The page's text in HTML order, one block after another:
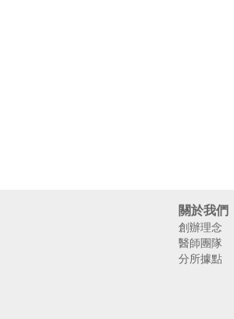
關於我們
創辦理念
醫師團隊
分所據點